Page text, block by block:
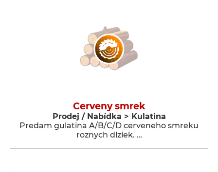
Cerveny smrek
Prodej / Nabídka > Kulatina
Predam gulatina A/B/C/D cerveneho smreku
roznych dlziek. …